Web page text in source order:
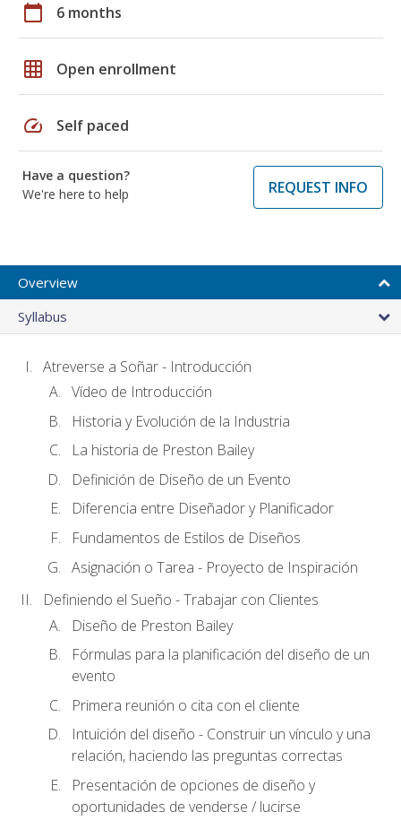
calendar_today 6 months
grid_on Open enrollment
speed Self paced
Have a question?
We're here to help
REQUEST INFO
Overview
Syllabus
Atreverse a Soñar - Introducción
Vídeo de Introducción
Historia y Evolución de la Industria
La historia de Preston Bailey
Definición de Diseño de un Evento
Diferencia entre Diseñador y Planificador
Fundamentos de Estilos de Diseños
Asignación o Tarea - Proyecto de Inspiración
Definiendo el Sueño - Trabajar con Clientes
Diseño de Preston Bailey
Fórmulas para la planificación del diseño de un
evento
Primera reunión o cita con el cliente
Intuición del diseño - Construir un vínculo y una
relación, haciendo las preguntas correctas
Presentación de opciones de diseño y
oportunidades de venderse / lucirse